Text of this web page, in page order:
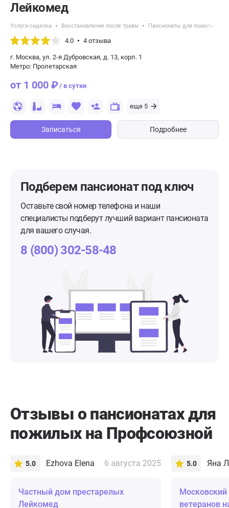
Лейкомед
Услуги сиделки Восстановление после травм Пансионаты для пожилых с
4.0 4 отзыва
г. Москва, ул. 2-я Дубровская, д. 13, корп. 1
Метро: Пролетарская
от 1 000 ₽/ в сутки
еще 5
Записаться Подробнее
Подберем пансионатпод ключ
Оставьте свой номер телефона и наши
специалисты подберут лучший вариант пансионата
для вашего случая.
8 (800) 302-58-48
Отзывы о пансионатах для
пожилых на Профсоюзной
5.0 Ezhova Elena 6 августа 2025
Частный дом престарелых
Лейкомед
5.0 Яна Л
ветеранов